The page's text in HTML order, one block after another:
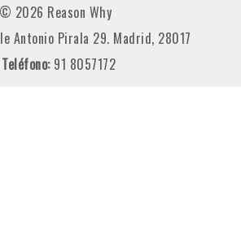
© 2026 Reason Why
Antonio Pirala 29. Madrid, 28017
Teléfono: 91 8057172